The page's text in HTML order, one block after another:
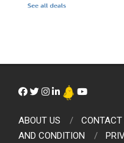
ABOUT US CONTACT
AND CONDITION